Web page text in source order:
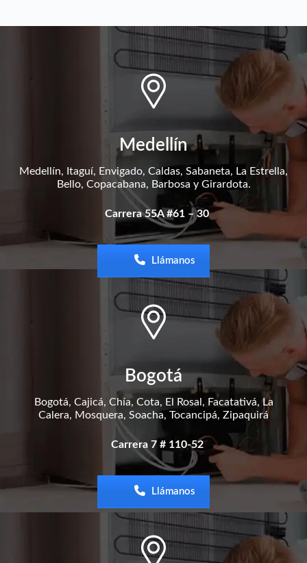
Medellín
Medellín, Itaguí, Envigado, Caldas, Sabaneta, La Estrella,
Bello, Copacabana, Barbosa y Girardota.
Carrera 55A #61 – 30
Llámanos
Bogotá
Bogotá, Cajicá, Chía, Cota, El Rosal, Facatativá, La
Calera, Mosquera, Soacha, Tocancipá, Zipaquirá
Carrera 7 # 110-52
Llámanos